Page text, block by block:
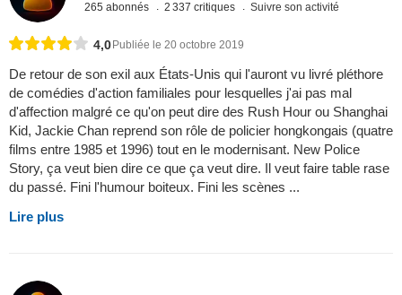
265 abonnés 2 337 critiques Suivre son activité
4,0 Publiée le 20 octobre 2019
De retour de son exil aux États-Unis qui l'auront vu livré pléthore
de comédies d'action familiales pour lesquelles j'ai pas mal
d'affection malgré ce qu'on peut dire des Rush Hour ou Shanghai
Kid, Jackie Chan reprend son rôle de policier hongkongais (quatre
films entre 1985 et 1996) tout en le modernisant. New Police
Story, ça veut bien dire ce que ça veut dire. Il veut faire table rase
du passé. Fini l'humour boiteux. Fini les scènes ...
Lire plus